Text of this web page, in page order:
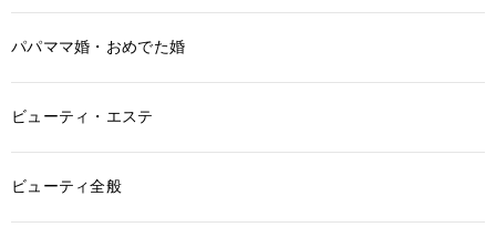
パパママ婚・おめでた婚
ビューティ・エステ
ビューティ全般